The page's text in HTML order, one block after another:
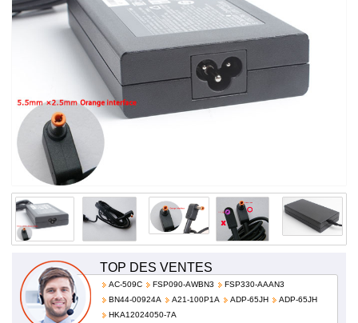
TOP DES VENTES
AC-509C FSP090-AWBN3
FSP330-AAAN3
BN44-00924A
A21-100P1A ADP-65JH
ADP-65JH
HKA12024050-7A